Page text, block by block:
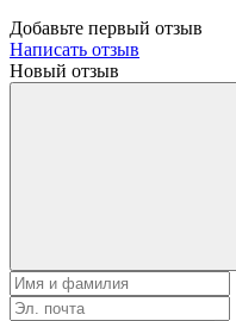
Добавьте первый отзыв
Написать отзыв
Новый отзыв